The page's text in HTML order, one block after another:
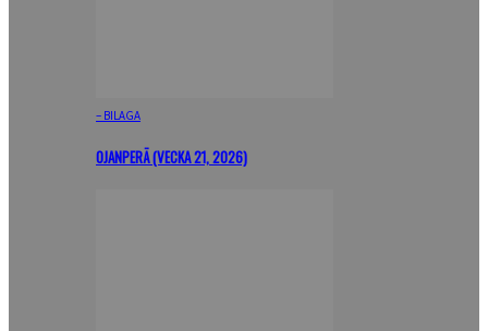
– BILAGA
OJANPERÄ (VECKA 21, 2026)